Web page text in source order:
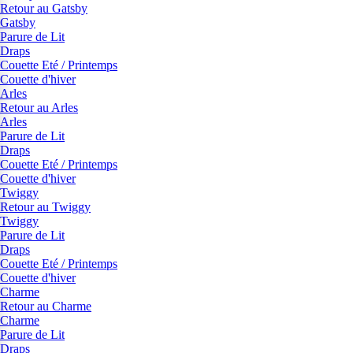
Retour au Gatsby
Gatsby
Parure de Lit
Draps
Couette Eté / Printemps
Couette d'hiver
Arles
Retour au Arles
Arles
Parure de Lit
Draps
Couette Eté / Printemps
Couette d'hiver
Twiggy
Retour au Twiggy
Twiggy
Parure de Lit
Draps
Couette Eté / Printemps
Couette d'hiver
Charme
Retour au Charme
Charme
Parure de Lit
Draps